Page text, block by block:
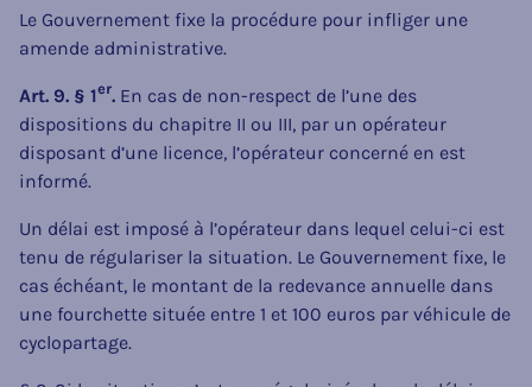
Le Gouvernement fixe la procédure pour infliger une
amende administrative.
Art. 9. § 1er. En cas de non-respect de l’une des
dispositions du chapitre II ou III, par un opérateur
disposant d’une licence, l’opérateur concerné en est
informé.
Un délai est imposé à l’opérateur dans lequel celui-ci est
tenu de régulariser la situation. Le Gouvernement fixe, le
cas échéant, le montant de la redevance annuelle dans
une fourchette située entre 1 et 100 euros par véhicule de
cyclopartage.